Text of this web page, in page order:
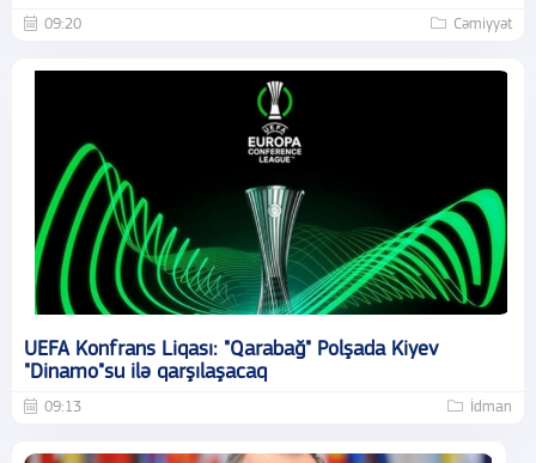
09:20 Cəmiyyət
UEFA Konfrans Liqası: "Qarabağ" Polşada Kiyev
"Dinamo"su ilə qarşılaşacaq
09:13 İdman